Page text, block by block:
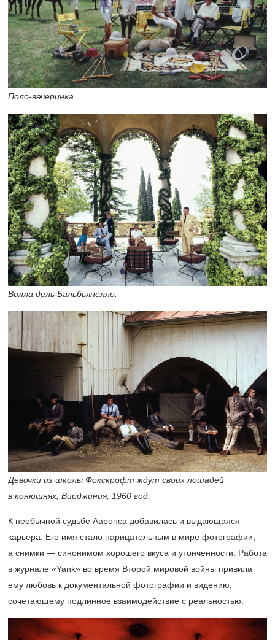
Поло-вечеринка.
Вилла дель Бальбьянелло.
Девочки из школы Фокскрофт ждут своих лошадей
в конюшнях, Вирджиния, 1960 год.
К необычной судьбе Ааронса добавилась и выдающаяся
карьера. Его имя стало нарицательным в мире фотографии,
а снимки — синонимом хорошего вкуса и утонченности. Работа
в журнале «Yank» во время Второй мировой войны привила
ему любовь к документальной фотографии и видению,
сочетающему подлинное взаимодействие с реальностью.